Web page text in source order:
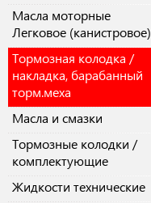
Масла моторные
Легковое (канистровое)
Тормозная колодка /
накладка, барабанный
торм.меха
Масла и смазки
Тормозные колодки /
комплектующие
Жидкости технические